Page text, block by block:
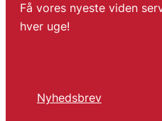
Få vores nyeste viden
hver uge!
Nyhedsbrev